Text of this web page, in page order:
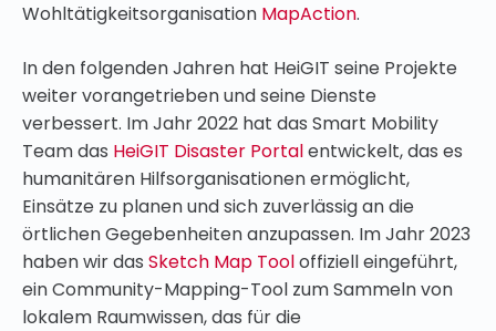
Wohltätigkeitsorganisation MapAction.
In den folgenden Jahren hat HeiGIT seine Projekte
weiter vorangetrieben und seine Dienste
verbessert. Im Jahr 2022 hat das Smart Mobility
Team das HeiGIT Disaster Portalentwickelt, das es
humanitären Hilfsorganisationen ermöglicht,
Einsätze zu planen und sich zuverlässig an die
örtlichen Gegebenheiten anzupassen. Im Jahr 2023
haben wir das Sketch Map Tooloffiziell eingeführt,
ein Community-Mapping-Tool zum Sammeln von
lokalem Raumwissen, das für die